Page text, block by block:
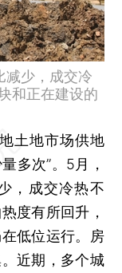
减少，成交冷
和正在建设的
土地市场供地
多次”。5月，
，成交冷热不
度有所回升，
低位运行。房
近期，多个城